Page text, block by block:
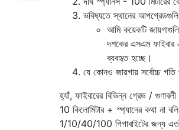
ভবিষ্যতে স্থানের
আমি কয়েকটি
দশকের এসএম ফাইবার
ব্যবহৃত হচ্ছে।
যে কোনও জায়গায় সর্বোচ্চ গতি
হ্যাঁ, ফাইবারের বিভিন্ন গ্রেড /
10 কিলোমিটার + স্প্যানের কথা না
1/10/40/100 গিগাবাইটের জন্য